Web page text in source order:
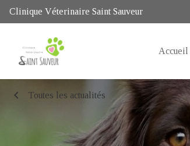
Clinique Véterinaire Saint Sauveur
Accueil
chevron_left Toutes les actualités